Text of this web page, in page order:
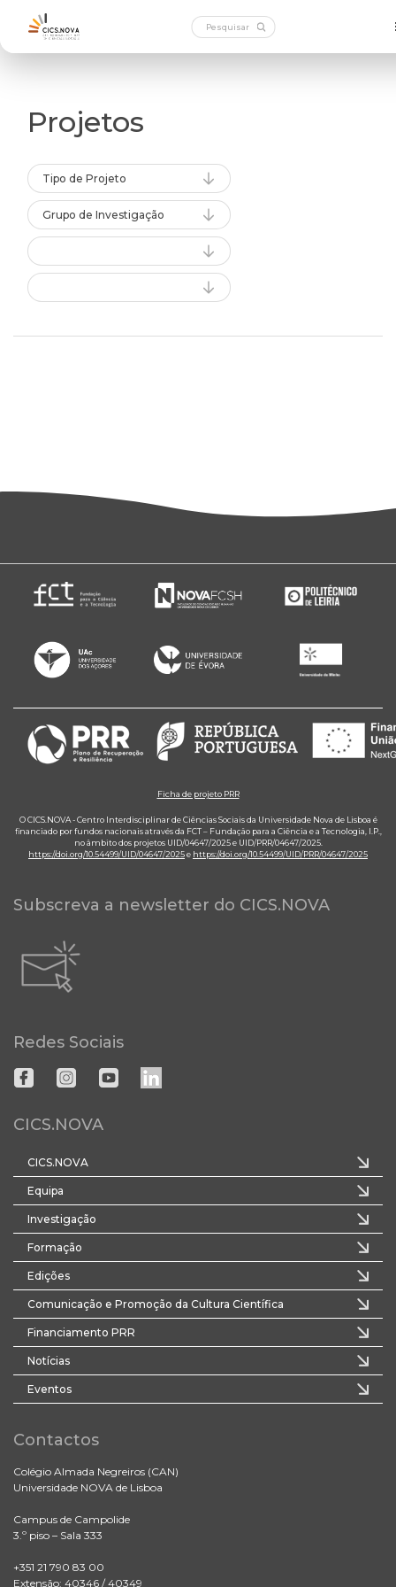
Projetos
Tipo de Projeto
Grupo de Investigação
Ficha de projeto PRR
O CICS.NOVA - Centro Interdisciplinar de Ciências Sociais da Universidade Nova de Lisboa é
financiado por fundos nacionais através da FCT – Fundação para a Ciência e a Tecnologia, I.P.,
no âmbito dos projetos UID/04647/2025 e UID/PRR/04647/2025.
https://doi.org/10.54499/UID/04647/2025e https://doi.org/10.54499/UID/PRR/04647/2025
Subscreva a newsletter do CICS.NOVA
Redes Sociais
CICS.NOVA
CICS.NOVA
Equipa
Investigação
Formação
Edições
Comunicação e Promoção da Cultura Científica
Financiamento PRR
Notícias
Eventos
Contactos
Colégio Almada Negreiros (CAN)
Universidade NOVA de Lisboa
Campus de Campolide
3.º piso – Sala 333
+351 21 790 83 00
Extensão: 40346 / 40349